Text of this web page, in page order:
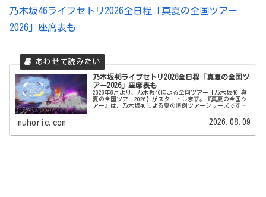
乃木坂46ライブセトリ2026全日程「真夏の全国ツアー
2026」座席表も
乃木坂46ライブセトリ2026全日程「真夏の全国ツ
アー2026」座席表も
2026年6月より、乃木坂46による全国ツアー【乃木坂46 真
夏の全国ツアー2026】がスタートします。『真夏の全国ツ
アー』は、乃木坂46による夏の恒例ツアーシリーズです。
muhoric.com 2026.08.09